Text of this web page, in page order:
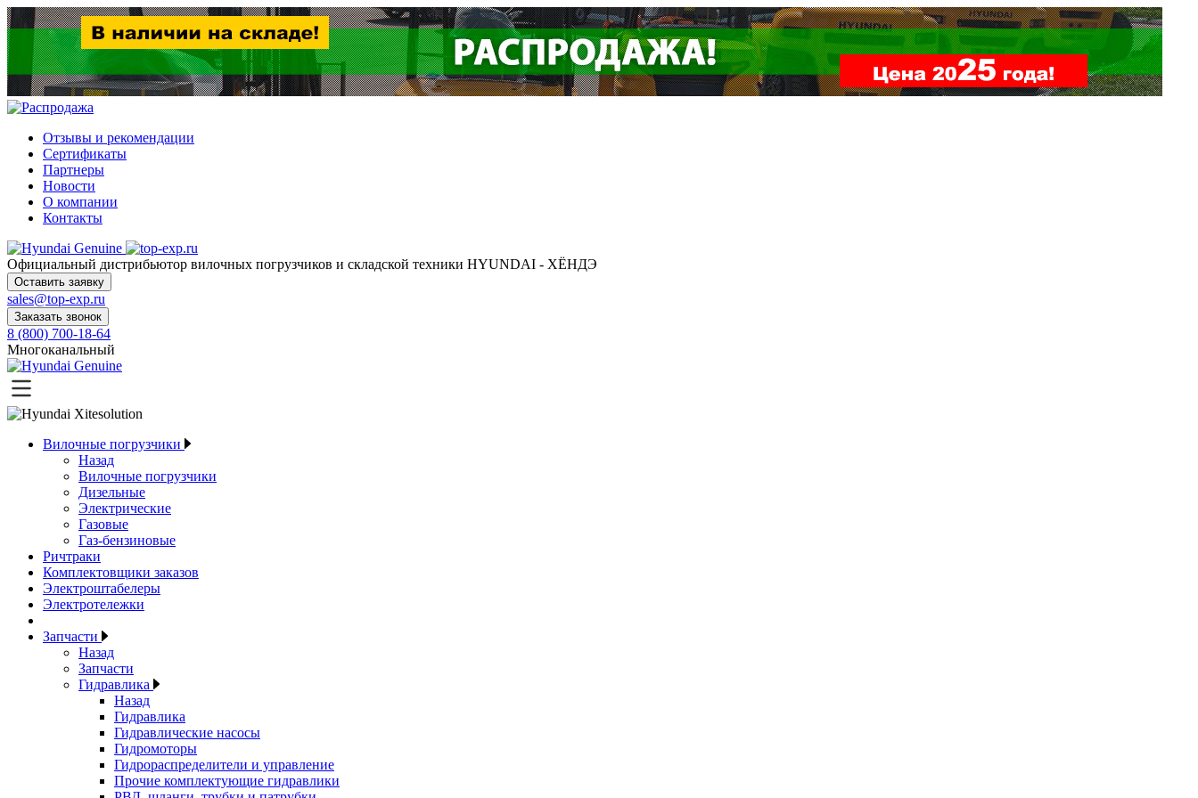
Отзывы и рекомендации
Сертификаты
Партнеры
Новости
О компании
Контакты
Официальный дистрибьютор вилочных погрузчиков и складской техники HYUNDAI - ХЁНДЭ
Оставить заявку
sales@top-exp.ru
Заказать звонок
8 (800) 700-18-64
Многоканальный
Вилочные погрузчики
Назад
Вилочные погрузчики
Дизельные
Электрические
Газовые
Газ-бензиновые
Ричтраки
Комплектовщики заказов
Электроштабелеры
Электротележки
Запчасти
Назад
Запчасти
Гидравлика
Назад
Гидравлика
Гидравлические насосы
Гидромоторы
Гидрораспределители и управление
Прочие комплектующие гидравлики